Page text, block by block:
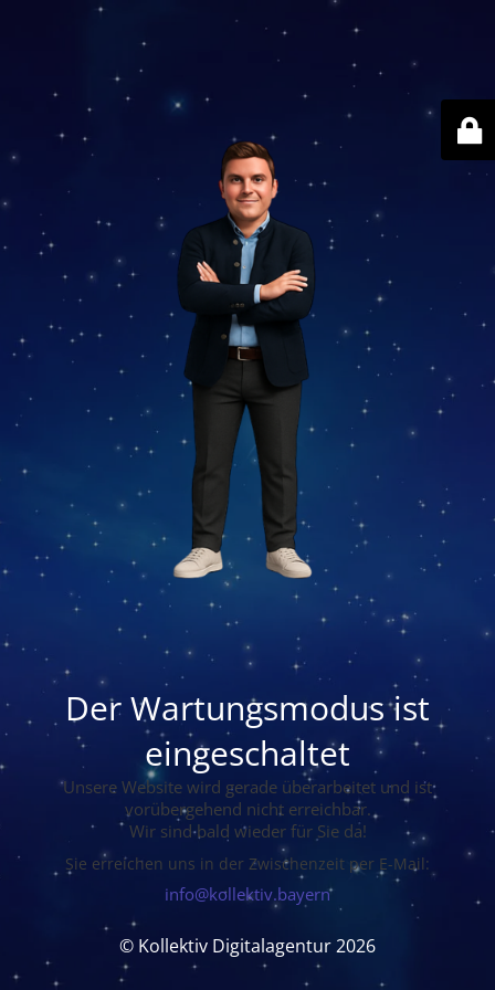
Der Wartungsmodus ist
eingeschaltet
Unsere Website wird gerade überarbeitet und ist
vorübergehend nicht erreichbar.
Wir sind bald wieder für Sie da!
Sie erreichen uns in der Zwischenzeit per E-Mail:
info@kollektiv.bayern
© Kollektiv Digitalagentur 2026